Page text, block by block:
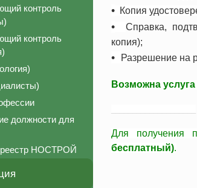
контроль
контроль
должности для
реестр НОСТРОЙ
• Копия
• Справка,
копия);
• Разрешение на
Возможна
Для получения
бесплатный).